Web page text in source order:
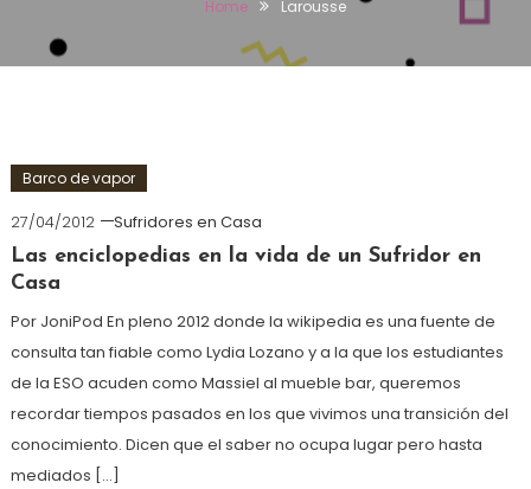
Home Larousse
Barco de vapor
27/04/2012
Sufridores en Casa
Las enciclopedias en la vida de un Sufridor en
Casa
Por JoniPod En pleno 2012 donde la wikipedia es una fuente de
consulta tan fiable como Lydia Lozano y a la que los estudiantes
de la ESO acuden como Massiel al mueble bar, queremos
recordar tiempos pasados en los que vivimos una transición del
conocimiento. Dicen que el saber no ocupa lugar pero hasta
mediados […]